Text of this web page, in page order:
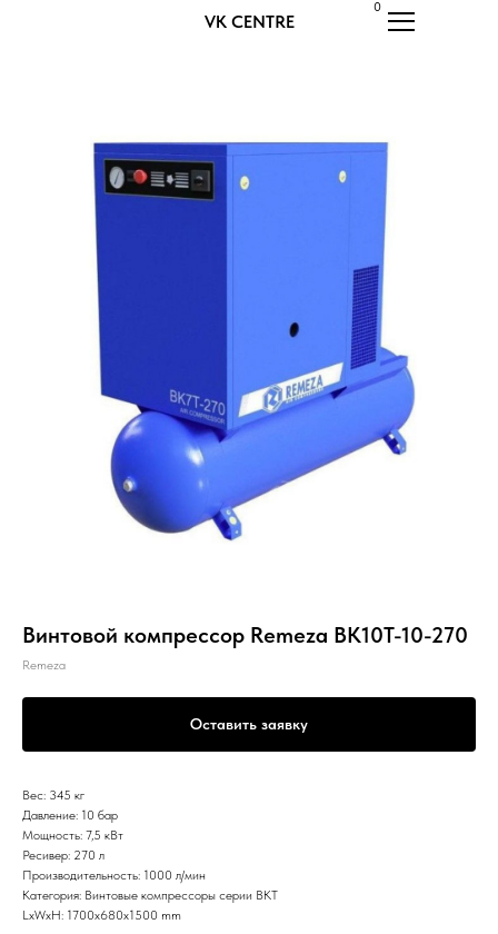
VK CENTRE
0
Винтовой компрессор Remeza ВК10Т-10-270
Remeza
Оставить заявку
Вес: 345 кг
Давление: 10 бар
Мощность: 7,5 кВт
Ресивер: 270 л
Производительность: 1000 л/мин
Категория: Винтовые компрессоры серии ВКТ
LxWxH: 1700x680x1500 mm